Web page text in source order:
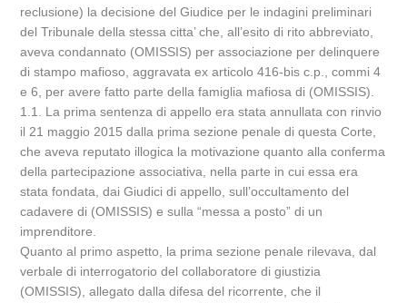
reclusione) la decisione del Giudice per le indagini preliminari
del Tribunale della stessa citta’ che, all’esito di rito abbreviato,
aveva condannato (OMISSIS) per associazione per delinquere
di stampo mafioso, aggravata ex articolo 416-bis c.p., commi 4
e 6, per avere fatto parte della famiglia mafiosa di (OMISSIS).
1.1. La prima sentenza di appello era stata annullata con rinvio
il 21 maggio 2015 dalla prima sezione penale di questa Corte,
che aveva reputato illogica la motivazione quanto alla conferma
della partecipazione associativa, nella parte in cui essa era
stata fondata, dai Giudici di appello, sull’occultamento del
cadavere di (OMISSIS) e sulla “messa a posto” di un
imprenditore.
Quanto al primo aspetto, la prima sezione penale rilevava, dal
verbale di interrogatorio del collaboratore di giustizia
(OMISSIS), allegato dalla difesa del ricorrente, che il